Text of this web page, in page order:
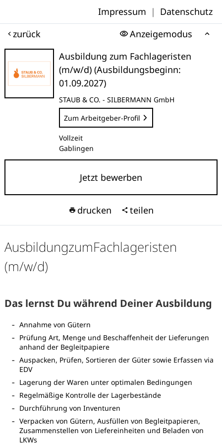
Impressum | Datenschutz
zurück
Anzeigemodus
Ausbildung zum Fachlageristen
(m/w/d) (Ausbildungsbeginn:
01.09.2027)
STAUB & CO. - SILBERMANN GmbH
Zum Arbeitgeber-Profil
Vollzeit
Gablingen
Jetzt bewerben
drucken teilen
AusbildungzumFachlageristen
(m/w/d)
Das lernst Du während Deiner Ausbildung
Annahme von Gütern
Prüfung Art, Menge und Beschaffenheit der Lieferungen
anhand der Begleitpapiere
Auspacken, Prüfen, Sortieren der Güter sowie Erfassen via
EDV
Lagerung der Waren unter optimalen Bedingungen
Regelmäßige Kontrolle der Lagerbestände
Durchführung von Inventuren
Verpacken von Gütern, Ausfüllen von Begleitpapieren,
Zusammenstellen von Liefereinheiten und Beladen von
LKWs
Karte anzeigen